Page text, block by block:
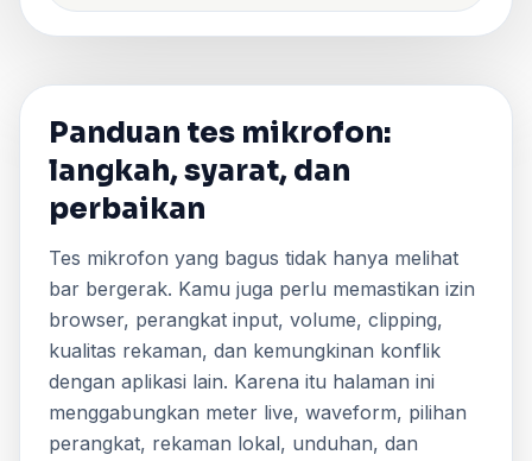
Panduan tes mikrofon:
langkah, syarat, dan
perbaikan
Tes mikrofon yang bagus tidak hanya melihat
bar bergerak. Kamu juga perlu memastikan izin
browser, perangkat input, volume, clipping,
kualitas rekaman, dan kemungkinan konflik
dengan aplikasi lain. Karena itu halaman ini
menggabungkan meter live, waveform, pilihan
perangkat, rekaman lokal, unduhan, dan